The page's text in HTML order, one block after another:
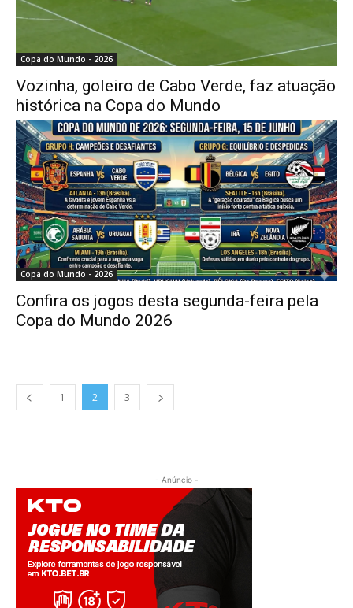
Copa do Mundo - 2026
Vozinha, goleiro de Cabo Verde, faz atuação
histórica na Copa do Mundo
Copa do Mundo - 2026
Confira os jogos desta segunda-feira pela
Copa do Mundo 2026
1 2 3
- Anúncio -